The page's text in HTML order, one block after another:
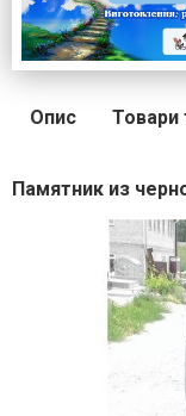
Опис Товари
Памятник из